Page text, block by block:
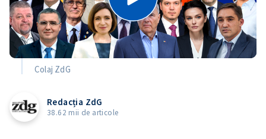
Colaj ZdG
Redacția ZdG
38.62 mii de articole